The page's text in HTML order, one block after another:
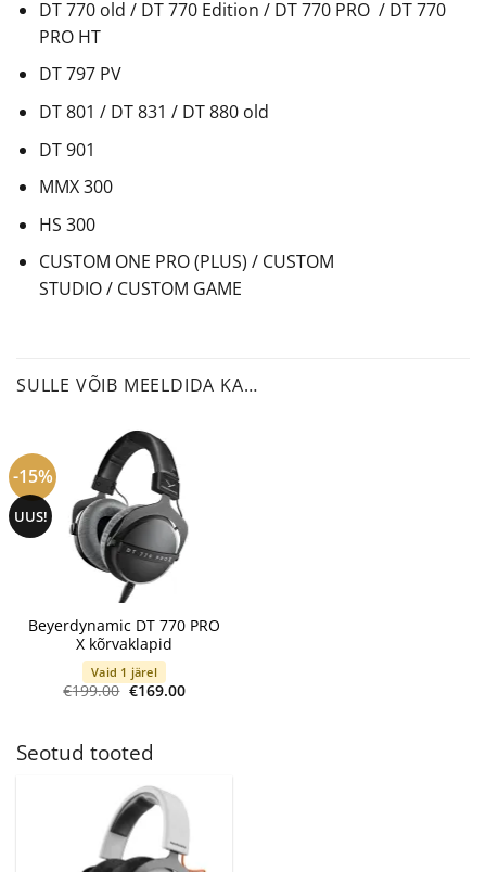
DT 770 old / DT 770 Edition / DT 770 PRO / DT 770
PRO HT
DT 797 PV
DT 801 / DT 831 / DT 880 old
DT 901
MMX 300
HS 300
CUSTOM ONE PRO (PLUS) / CUSTOM
STUDIO / CUSTOM GAME
SULLE VÕIB MEELDIDA KA…
-15%
UUS!
Beyerdynamic DT 770 PRO
X kõrvaklapid
Vaid 1 järel
€199.00 Algne
€169.00Current
Seotud tooted